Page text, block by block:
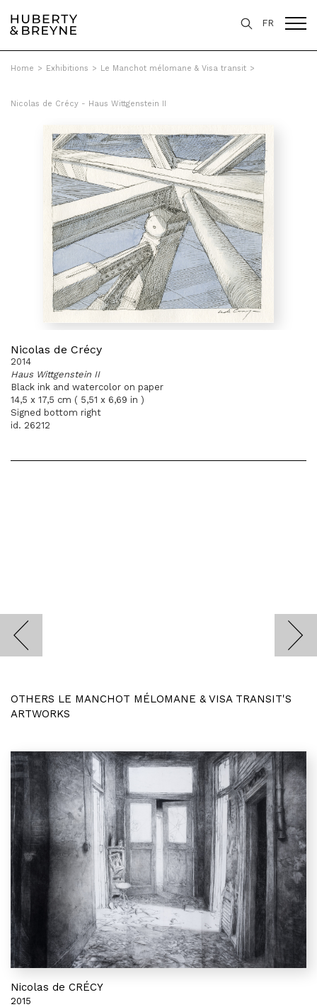
FR
Home > Exhibitions > Le Manchot mélomane & Visa transit >
Nicolas de Crécy - Haus Wittgenstein II
Nicolas de Crécy
2014
Haus Wittgenstein II
Black ink and watercolor on paper
14,5 x 17,5 cm ( 5,51 x 6,69 in )
Signed bottom right
id. 26212
OTHERS LE MANCHOT MÉLOMANE & VISA TRANSIT'S
ARTWORKS
Nicolas de CRÉCY
2015